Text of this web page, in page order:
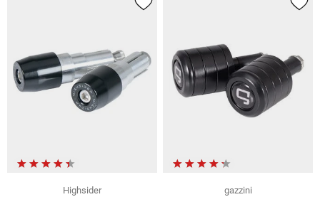
Highsider
gazzini